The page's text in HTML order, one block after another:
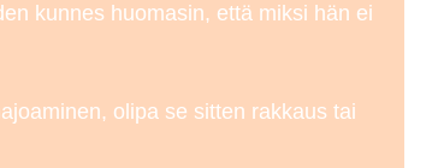
kunnes huomasin, että miksi hän ei
olipa se sitten rakkaus tai